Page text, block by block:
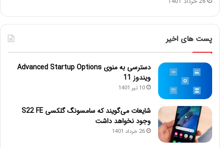
پست های اخیر
دسترسی به منوی Advanced Startup Options
ویندوز 11
10 تیر 1401
شایعات می‌گویند که سامسونگ گلکسی S22 FE
وجود نخواهد داشت
26 خرداد 1401